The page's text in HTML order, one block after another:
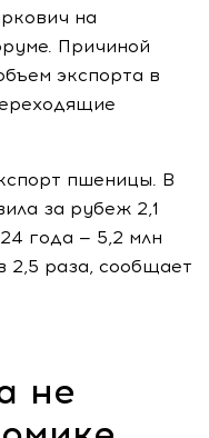
на
Причиной
экспорта в
пшеницы. В
за рубеж 2,1
года — 5,2 млн
2,5 раза, сообщает
не